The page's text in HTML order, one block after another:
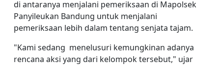
di antaranya menjalani pemeriksaan di Mapolsek
Panyileukan Bandung untuk menjalani
pemeriksaan lebih dalam tentang senjata tajam.
"Kami sedang menelusuri kemungkinan adanya
rencana aksi yang dari kelompok tersebut," ujar